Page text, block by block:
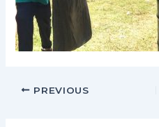
PREVIOUS